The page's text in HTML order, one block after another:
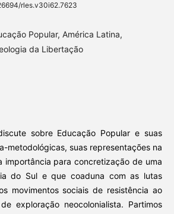
rles.v30i62.7623
Popular, América Latina,
da Libertação
sobre Educação Popular e suas
metodológicas, suas representações na
importância para concretização de uma
do Sul e que coaduna com as lutas
movimentos sociais de resistência ao
exploração neocolonialista. Partimos